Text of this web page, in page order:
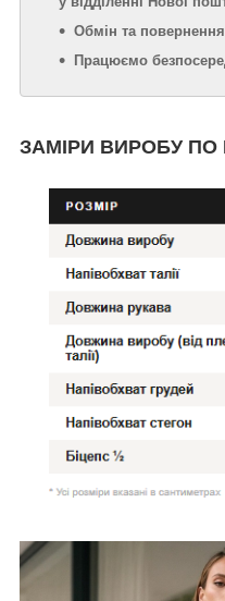
Обмін та повернення
Працюємо
ЗАМІРИ ВИРОБУ ПО